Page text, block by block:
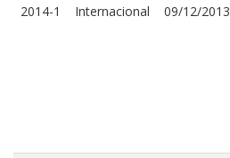
2014-1 Internacional 09/12/2013